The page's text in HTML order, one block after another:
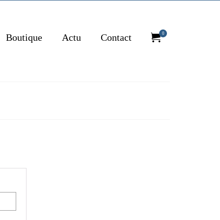
Boutique Actu Contact 0